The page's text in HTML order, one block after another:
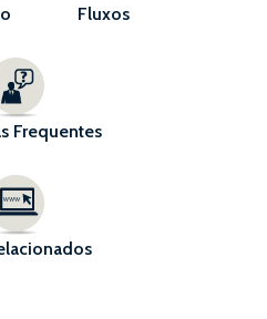
Fluxos
Frequentes